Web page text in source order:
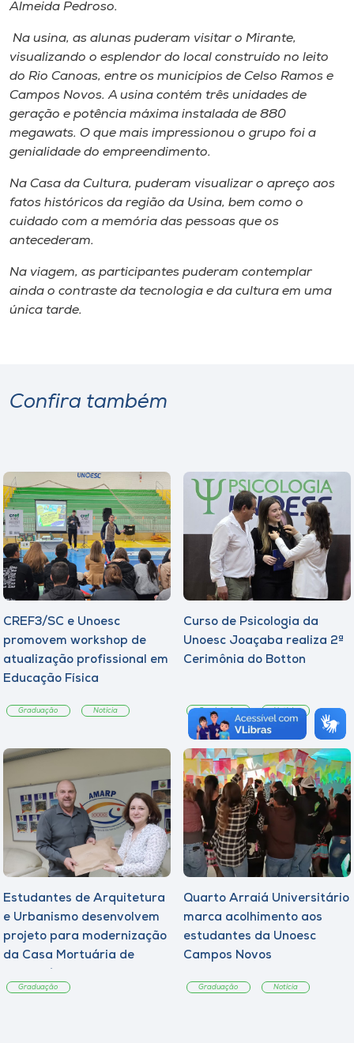
Unoesc
Store
Selecione
o idioma
Almeida Pedroso.
Na usina, as alunas puderam visitar o Mirante,
visualizando o esplendor do local construído no leito
do Rio Canoas, entre os municípios de Celso Ramos e
Campos Novos. A usina contém três unidades de
geração e potência máxima instalada de 880
megawats. O que mais impressionou o grupo foi a
genialidade do empreendimento.
Na Casa da Cultura, puderam visualizar o apreço aos
fatos históricos da região da Usina, bem como o
cuidado com a memória das pessoas que os
antecederam.
Na viagem, as participantes puderam contemplar
ainda o contraste da tecnologia e da cultura em uma
única tarde.
Confira também
CREF3/SC e Unoesc
promovem workshop de
atualização profissional em
Educação Física
Graduação Notícia
Curso de Psicologia da
Unoesc Joaçaba realiza 2ª
Cerimônia do Botton
Graduação
Estudantes de Arquitetura
e Urbanismo desenvolvem
projeto para modernização
da Casa Mortuária de
Graduação
Quarto Arraiá Universitário
marca acolhimento aos
estudantes da Unoesc
Campos Novos
Graduação Notícia